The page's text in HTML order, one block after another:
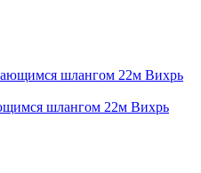
шлангом 22м Вихрь